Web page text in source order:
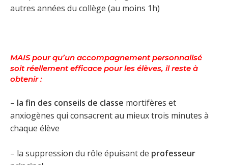
autres années du collège (au moins 1h)
MAISpour qu’un accompagnement personnalisé
soit réellement efficace pour les élèves, il reste à
obtenir :
– la fin des conseils de classe mortifères et
anxiogènes qui consacrent au mieux trois minutes à
chaque élève
– la suppression du rôle épuisant de professeur